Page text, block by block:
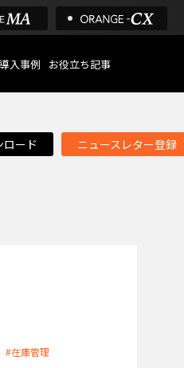
導入事例 お役立ち記事
ロード ニュースレター登録
#在庫管理